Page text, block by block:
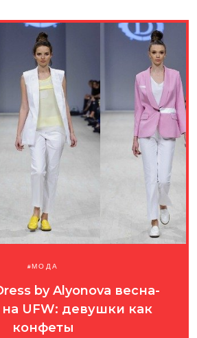
МОДА
by Alyonova весна-
на UFW: девушки как
конфеты